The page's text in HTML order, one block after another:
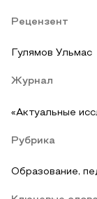
Рецензент
Гулямов Ульмас
Журнал
«Актуальные
Рубрика
Образование,